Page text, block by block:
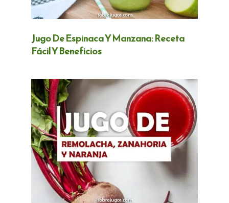
Jugo De Espinaca Y Manzana: Receta
Fácil Y Beneficios